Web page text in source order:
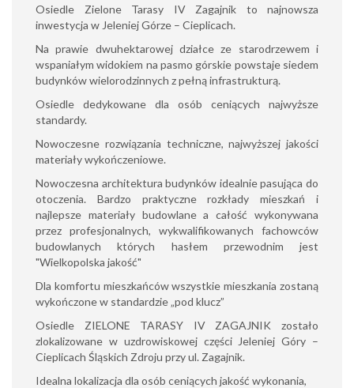
Osiedle Zielone Tarasy IV Zagajnik to najnowsza
inwestycja w Jeleniej Górze – Cieplicach.
Na prawie dwuhektarowej działce ze starodrzewem i
wspaniałym widokiem na pasmo górskie powstaje siedem
budynków wielorodzinnych z pełną infrastrukturą.
Osiedle dedykowane dla osób ceniących najwyższe
standardy.
Nowoczesne rozwiązania techniczne, najwyższej jakości
materiały wykończeniowe.
Nowoczesna architektura budynków idealnie pasująca do
otoczenia. Bardzo praktyczne rozkłady mieszkań i
najlepsze materiały budowlane a całość wykonywana
przez profesjonalnych, wykwalifikowanych fachowców
budowlanych których hasłem przewodnim jest
"Wielkopolska jakość"
Dla komfortu mieszkańców wszystkie mieszkania zostaną
wykończone w standardzie „pod klucz”
Osiedle ZIELONE TARASY IV ZAGAJNIK zostało
zlokalizowane w uzdrowiskowej części Jeleniej Góry –
Cieplicach Śląskich Zdroju przy ul. Zagajnik.
Idealna lokalizacja dla osób ceniących jakość wykonania,